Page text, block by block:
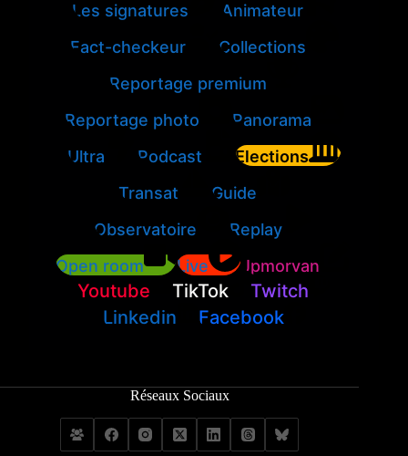
Les signatures
Animateur
Fact-checkeur
Collections
Reportage premium
Reportage photo
Panorama
Ultra
Podcast
Elections
Transat
Guide
Observatoire
Replay
Open room
Live Jpmorvan
Youtube TikTok
Twitch
Linkedin
Facebook
Réseaux Sociaux